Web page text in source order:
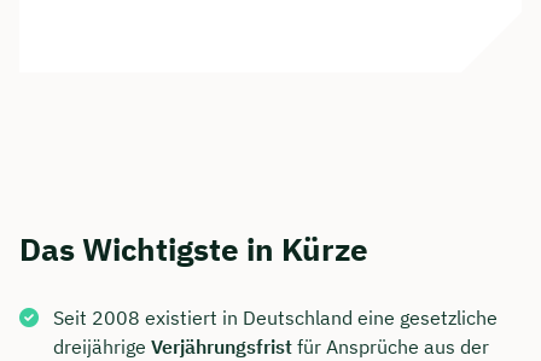
Das Wichtigste in Kürze
Seit 2008 existiert in Deutschland eine gesetzliche
dreijährige Verjährungsfrist für Ansprüche aus der